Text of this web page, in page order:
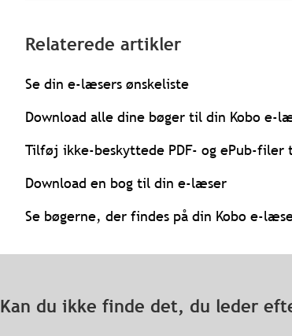
Relaterede artikler
Se din e-læsers ønskeliste
Download alle dine bøger til din Kobo e-
Tilføj ikke-beskyttede PDF- og ePub-
Download en bog til din e-læser
Se bøgerne, der findes på din Kobo e-
Kan du ikke finde det, du leder